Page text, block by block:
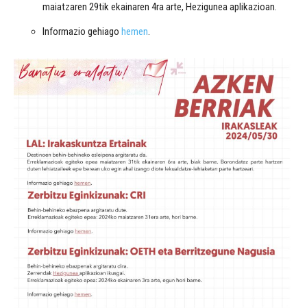
maiatzaren 29tik ekainaren 4ra arte, Hezigunea aplikazioan.
Informazio gehiago hemen.